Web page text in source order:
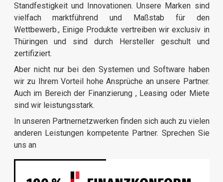
Standfestigkeit und Innovationen. Unsere Marken sind
vielfach marktführend und Maßstab für den
Wettbewerb., Einige Produkte vertreiben wir exclusiv in
Thüringen und sind durch Hersteller geschult und
zertifiziert.
Aber nicht nur bei den Systemen und Software haben
wir zu Ihrem Vorteil hohe Ansprüche an unsere Partner.
Auch im Bereich der Finanzierung , Leasing oder Miete
sind wir leistungsstark.
In unseren Partnernetzwerken finden sich auch zu vielen
anderen Leistungen kompetente Partner. Sprechen Sie
uns an